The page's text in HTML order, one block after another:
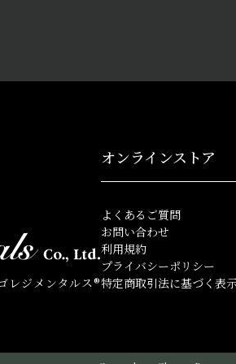
ジメンタルス®
オンラインストア
よくあるご質問
お問い合わせ
利用規約
プライバシーポリシー
特定商取引法に基づく表